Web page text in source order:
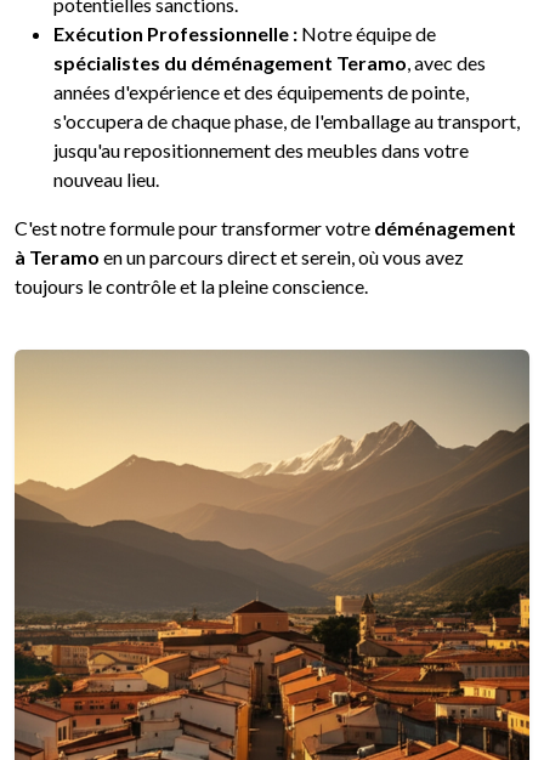
Exécution Professionnelle : Notre équipe de
spécialistes du déménagement Teramo, avec des
années d'expérience et des équipements de pointe,
s'occupera de chaque phase, de l'emballage au transport,
jusqu'au repositionnement des meubles dans votre
nouveau lieu.
C'est notre formule pour transformer votre déménagement
à Teramo en un parcours direct et serein, où vous avez
toujours le contrôle et la pleine conscience.